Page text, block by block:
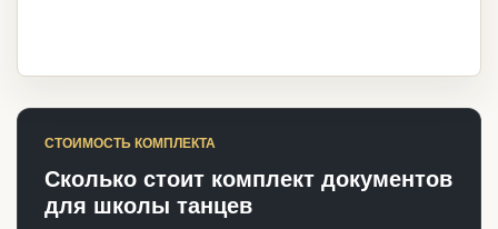
СТОИМОСТЬ КОМПЛЕКТА
Сколько стоит комплект документов
для школы танцев